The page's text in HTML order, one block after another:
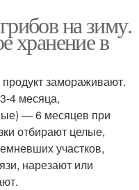
на зиму.
хранение в
продукт замораживают.
4 месяца,
— 6 месяцев при
отбирают целые,
участков,
нарезают или